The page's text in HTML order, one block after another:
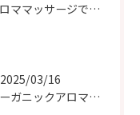
アロママッサージで叶える心身リラックスと健康維持の新習慣ガイド
2025/03/16
オーガニックアロマで心と体を癒す